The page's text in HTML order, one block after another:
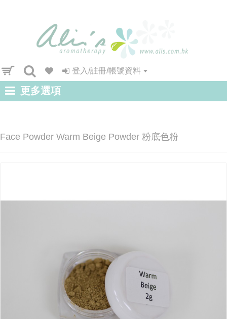
登入/註冊/帳號資料
更多選項
Face Powder Warm Beige Powder 粉底色粉